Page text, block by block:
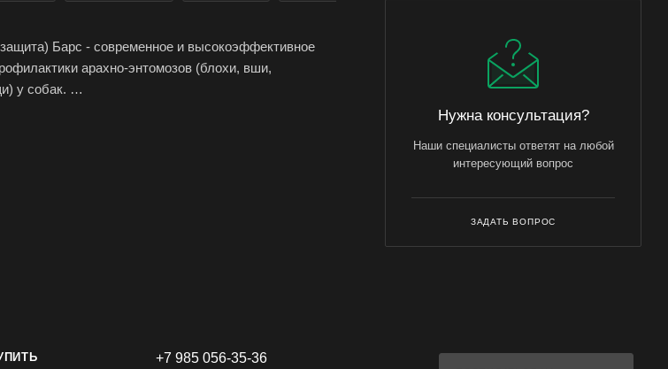
Барс - современное и высокоэффективное
арахно-энтомозов (блохи, вши,
у собак.
– 1 мг/мл, дикарбоксимид (МГК-264) – 5 мг/мл,
Нужна консультация?
Наши специалисты ответят на любой
интересующий вопрос
ЗАДАТЬ ВОПРОС
+7 985 056-35-36